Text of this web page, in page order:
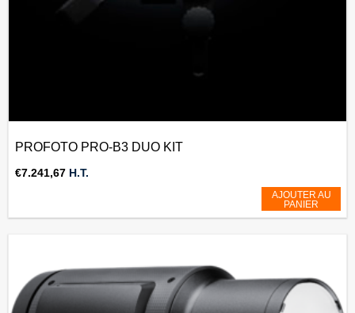
PROFOTO PRO-B3 DUO KIT
€7.241,67 H.T.
AJOUTER AU
PANIER